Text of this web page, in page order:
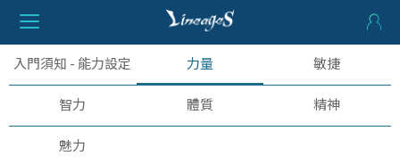
入門須知 - 能力設定 力量 敏捷
智力 體質 精神
魅力